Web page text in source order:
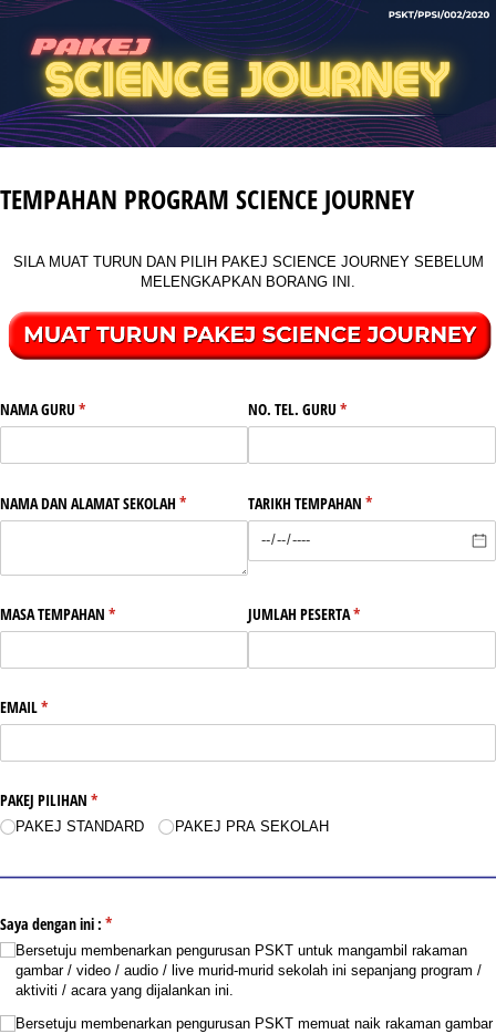
TEMPAHAN PROGRAM SCIENCE JOURNEY
SILA MUAT TURUN DAN PILIH PAKEJ SCIENCE JOURNEY SEBELUM
MELENGKAPKAN BORANG INI.
NAMA GURU *
(required) NO. TEL. GURU *
(required)
NAMA DAN ALAMAT SEKOLAH *
(required) TARIKH TEMPAHAN *
(required)
MASA TEMPAHAN *
(required) JUMLAH PESERTA*
(required)
EMAIL*
(required)
PAKEJ PILIHAN *
(required)
PAKEJ STANDARD PAKEJ PRA SEKOLAH
Saya dengan ini : *
(required)
Bersetuju membenarkan pengurusan PSKT untuk mangambil rakaman
gambar /​ video /​ audio /​ live murid-murid sekolah ini sepanjang program /​
aktiviti /​ acara yang dijalankan ini.
Bersetuju membenarkan pengurusan PSKT memuat naik rakaman gambar